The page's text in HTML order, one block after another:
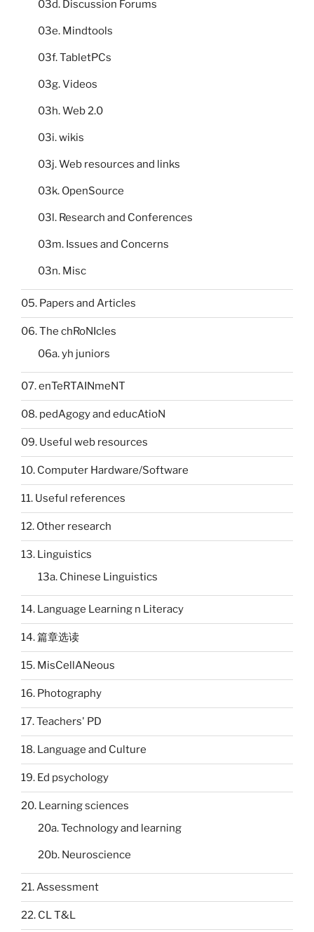
03d. Discussion Forums
03e. Mindtools
03f. TabletPCs
03g. Videos
03h. Web 2.0
03i. wikis
03j. Web resources and links
03k. OpenSource
03l. Research and Conferences
03m. Issues and Concerns
03n. Misc
05. Papers and Articles
06. The chRoNIcles
06a. yh juniors
07. enTeRTAINmeNT
08. pedAgogy and educAtioN
09. Useful web resources
10. Computer Hardware/Software
11. Useful references
12. Other research
13. Linguistics
13a. Chinese Linguistics
14. Language Learning n Literacy
14. 篇章选读
15. MisCellANeous
16. Photography
17. Teachers' PD
18. Language and Culture
19. Ed psychology
20. Learning sciences
20a. Technology and learning
20b. Neuroscience
21. Assessment
22. CL T&L